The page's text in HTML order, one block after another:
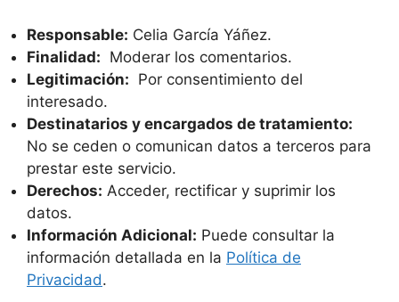
Responsable: Celia García Yáñez.
Finalidad: Moderar los comentarios.
Legitimación: Por consentimiento del
interesado.
Destinatarios y encargados de tratamiento:
No se ceden o comunican datos a terceros para
prestar este servicio.
Derechos: Acceder, rectificar y suprimir los
datos.
Información Adicional: Puede consultar la
información detallada en la Política de
Privacidad.